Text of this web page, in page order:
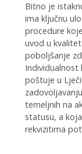
Bitno je
ima ključnu
procedure
uvod u
poboljšanje
Individualnost
poštuje u
temeljnih na
statusu, a
rekvizitima